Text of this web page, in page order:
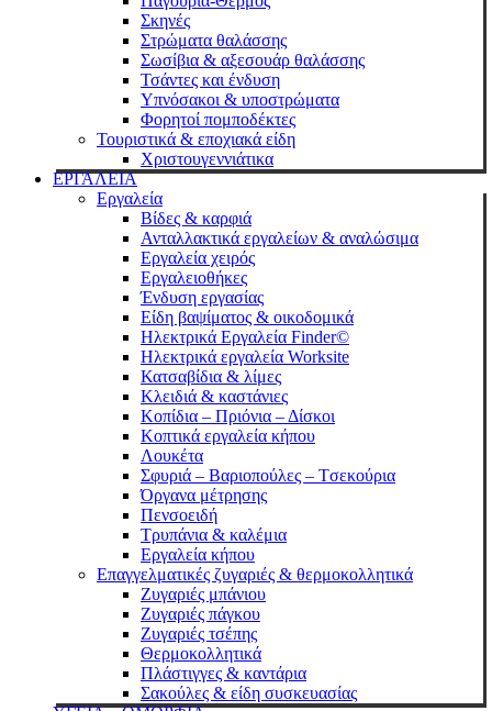
Σκηνές
Στρώματα θαλάσσης
Σωσίβια & αξεσουάρ θαλάσσης
Τσάντες και ένδυση
Υπνόσακοι & υποστρώματα
Φορητοί πομποδέκτες
Τουριστικά & εποχιακά είδη
Χριστουγεννιάτικα
ΕΡΓΑΛΕΙΑ
Εργαλεία
Βίδες & καρφιά
Ανταλλακτικά εργαλείων & αναλώσιμα
Eργαλεία χειρός
Εργαλειοθήκες
Ένδυση εργασίας
Είδη βαψίματος & οικοδομικά
Ηλεκτρικά Εργαλεία Finder©
Ηλεκτρικά εργαλεία Worksite
Κατσαβίδια & λίμες
Κλειδιά & καστάνιες
Κοπίδια – Πριόνια – Δίσκοι
Κοπτικά εργαλεία κήπου
Λουκέτα
Σφυριά – Bαριοπούλες – Tσεκούρια
Όργανα μέτρησης
Πενσοειδή
Τρυπάνια & καλέμια
Εργαλεία κήπου
Επαγγελματικές ζυγαριές & θερμοκολλητικά
Ζυγαριές μπάνιου
Ζυγαριές πάγκου
Ζυγαριές τσέπης
Θερμοκολλητικά
Πλάστιγγες & καντάρια
Σακούλες & είδη συσκευασίας